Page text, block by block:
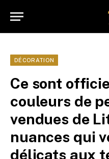
DÉCORATION
Ce sont
couleurs de
vendues de
nuances qui
délicats aux